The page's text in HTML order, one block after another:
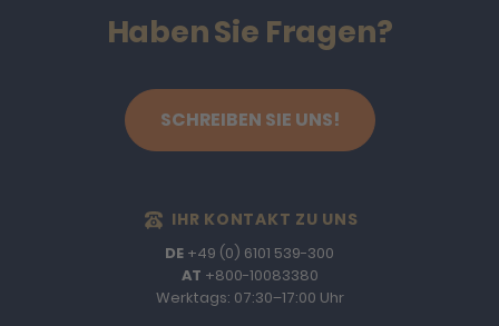
Haben Sie Fragen?
SCHREIBEN SIE UNS!
IHR KONTAKT ZU UNS
DE +49 (0) 6101 539-300
AT +800-10083380
Werktags: 07:30–17:00 Uhr